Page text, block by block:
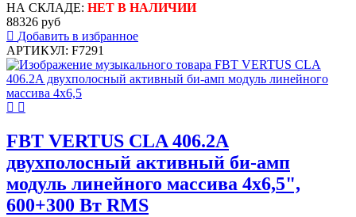
НА СКЛАДЕ: НЕТ В НАЛИЧИИ
88326 руб
Добавить в избранное
АРТИКУЛ: F7291
FBT VERTUS CLA 406.2A
двухполосный активный би-амп
модуль линейного массива 4х6,5",
600+300 Вт RMS